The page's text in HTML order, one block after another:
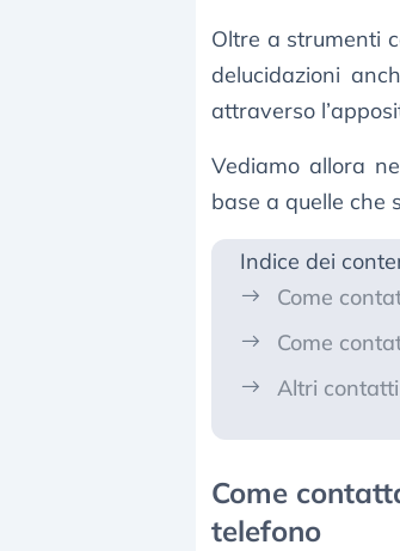
Oltre a strumenti
delucidazioni
attraverso
Vediamo allora
base a quelle che
Indice dei
Come
Come
Altri
Come
telefono